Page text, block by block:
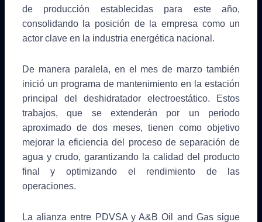
de producción establecidas para este año,
consolidando la posición de la empresa como un
actor clave en la industria energética nacional.
De manera paralela, en el mes de marzo también
inició un programa de mantenimiento en la estación
principal del deshidratador electroestático. Estos
trabajos, que se extenderán por un periodo
aproximado de dos meses, tienen como objetivo
mejorar la eficiencia del proceso de separación de
agua y crudo, garantizando la calidad del producto
final y optimizando el rendimiento de las
operaciones.
La alianza entre PDVSA y A&B Oil and Gas sigue